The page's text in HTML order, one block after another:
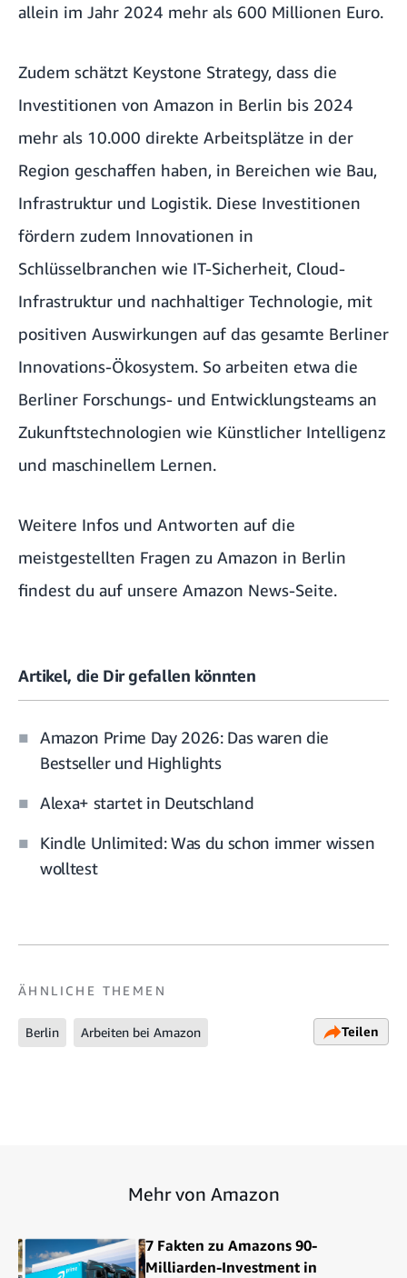
allein im Jahr 2024 mehr als 600 Millionen Euro.
Zudem schätzt Keystone Strategy, dass die
Investitionen von Amazon in Berlin bis 2024
mehr als 10.000 direkte Arbeitsplätze in der
Region geschaffen haben, in Bereichen wie Bau,
Infrastruktur und Logistik. Diese Investitionen
fördern zudem Innovationen in
Schlüsselbranchen wie IT-Sicherheit, Cloud-
Infrastruktur und nachhaltiger Technologie, mit
positiven Auswirkungen auf das gesamte Berliner
Innovations-Ökosystem. So arbeiten etwa die
Berliner Forschungs- und Entwicklungsteams an
Zukunftstechnologien wie Künstlicher Intelligenz
und maschinellem Lernen.
Weitere Infos und Antworten auf die
meistgestellten Fragen zu Amazon in Berlin
findest du auf unsere Amazon News-Seite.
Artikel, die Dir gefallen könnten
Amazon Prime Day 2026: Das waren die
Bestseller und Highlights
Alexa+ startet in Deutschland
Kindle Unlimited: Was du schon immer wissen
wolltest
ÄHNLICHE THEMEN
Berlin Arbeiten bei Amazon Teilen
Mehr von Amazon
7 Fakten zu Amazons 90-
Milliarden-Investment in